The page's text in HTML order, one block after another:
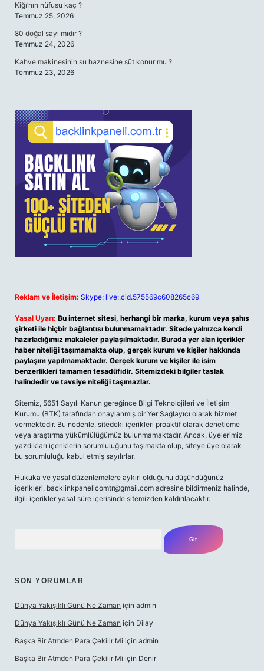
Kiğı’nın nüfusu kaç ?
Temmuz 25, 2026
80 doğal sayı mıdır ?
Temmuz 24, 2026
Kahve makinesinin su haznesine süt konur mu ?
Temmuz 23, 2026
Reklam ve İletişim: Skype: live:.cid.575569c608265c69
Yasal Uyarı: Bu internet sitesi, herhangi bir marka, kurum veya şahıs
şirketi ile hiçbir bağlantısı bulunmamaktadır. Sitede yalnızca kendi
hazırladığımız makaleler paylaşılmaktadır. Burada yer alan içerikler
haber niteliği taşımamakta olup, gerçek kurum ve kişiler hakkında
paylaşım yapılmamaktadır. Gerçek kurum ve kişiler ile isim
benzerlikleri tamamen tesadüfidir. Sitemizdeki bilgiler taslak
halindedir ve tavsiye niteliği taşımazlar.
Sitemiz, 5651 Sayılı Kanun gereğince Bilgi Teknolojileri ve İletişim
Kurumu (BTK) tarafından onaylanmış bir Yer Sağlayıcı olarak hizmet
vermektedir. Bu nedenle, sitedeki içerikleri proaktif olarak denetleme
veya araştırma yükümlülüğümüz bulunmamaktadır. Ancak, üyelerimiz
yazdıkları içeriklerin sorumluluğunu taşımakta olup, siteye üye olarak
bu sorumluluğu kabul etmiş sayılırlar.
Hukuka ve yasal düzenlemelere aykırı olduğunu düşündüğünüz
içerikleri, backlinkpanelicomtr@gmail.com adresine bildirmeniz halinde,
ilgili içerikler yasal süre içerisinde sitemizden kaldırılacaktır.
SON YORUMLAR
Dünya Yakışıklı Günü Ne Zaman için admin
Dünya Yakışıklı Günü Ne Zaman için Dilay
Başka Bir Atmden Para Çekilir Mi için admin
Başka Bir Atmden Para Çekilir Mi için Denir